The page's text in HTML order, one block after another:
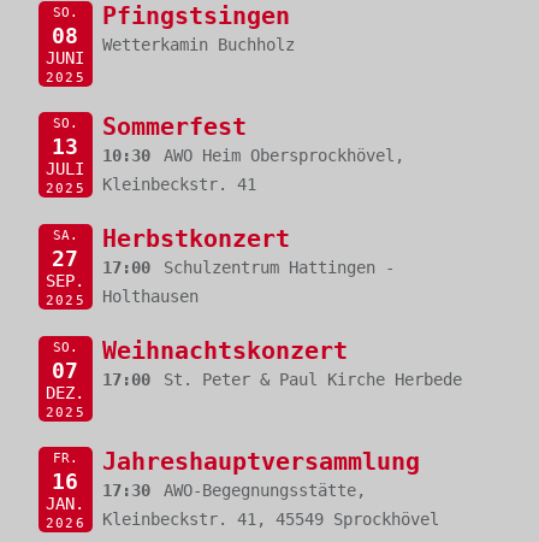
SO.
08
JUNI
2025
Pfingstsingen
Wetterkamin Buchholz
SO.
13
JULI
2025
Sommerfest
10:30
AWO Heim Obersprockhövel,
Kleinbeckstr. 41
SA.
27
SEP.
2025
Herbstkonzert
17:00
Schulzentrum Hattingen -
Holthausen
SO.
07
DEZ.
2025
Weihnachtskonzert
17:00 St. Peter & Paul Kirche Herbede
FR.
16
JAN.
2026
Jahreshauptversammlung
17:30
AWO-Begegnungsstätte,
Kleinbeckstr. 41, 45549 Sprockhövel